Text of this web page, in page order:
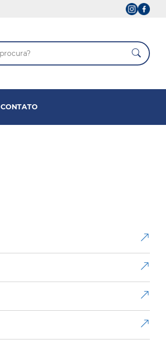
CONTATO